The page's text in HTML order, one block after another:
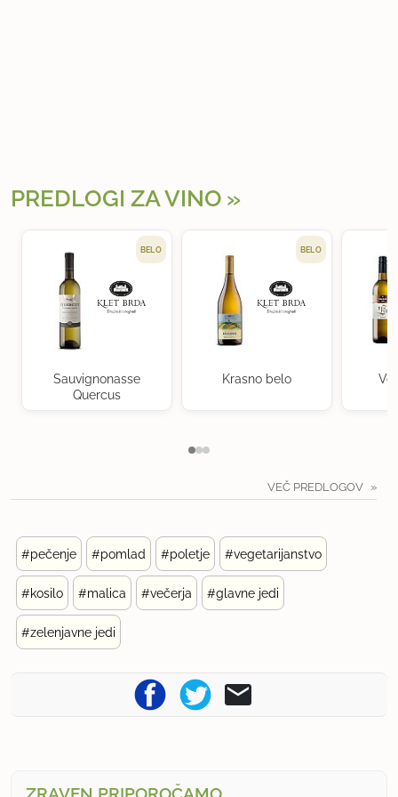
PREDLOGI ZA VINO
BELO
Sauvignonasse
Quercus
BELO
Krasno belo
VEČ PREDLOGOV
#pečenje #pomlad #poletje #vegetarijanstvo
#kosilo #malica #večerja #glavne jedi
#zelenjavne jedi